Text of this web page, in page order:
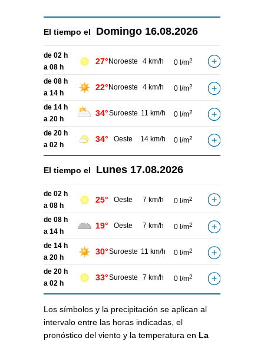
El tiempo el Domingo 16.08.2026
de 02 h
a 08 h
27° Noroeste 4 km/h 0 l/m2
de 08 h
a 14 h
22° Noroeste 4 km/h 0 l/m2
de 14 h
a 20 h
34°Suroeste 11 km/h 0 l/m2
de 20 h
a 02 h
34° Oeste 14 km/h 0 l/m2
El tiempo el Lunes 17.08.2026
de 02 h
a 08 h
25° Oeste 7 km/h 0 l/m2
de 08 h
a 14 h
19° Oeste 7 km/h 0 l/m2
de 14 h
a 20 h
30°Suroeste 11 km/h 0 l/m2
de 20 h
a 02 h
33°Suroeste 7 km/h 0 l/m2
Los símbolos y la precipitación se aplican al
intervalo entre las horas indicadas, el
pronóstico del viento y la temperatura en La